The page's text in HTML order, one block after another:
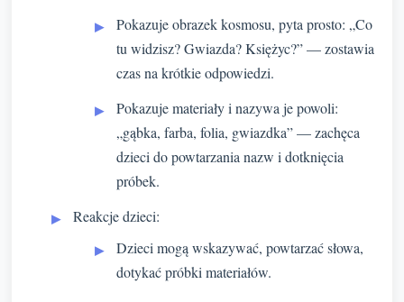
Pokazuje obrazek kosmosu, pyta prosto: „Co
tu widzisz? Gwiazda? Księżyc?” — zostawia
czas na krótkie odpowiedzi.
Pokazuje materiały i nazywa je powoli:
„gąbka, farba, folia, gwiazdka” — zachęca
dzieci do powtarzania nazw i dotknięcia
próbek.
Reakcje dzieci:
Dzieci mogą wskazywać, powtarzać słowa,
dotykać próbki materiałów.